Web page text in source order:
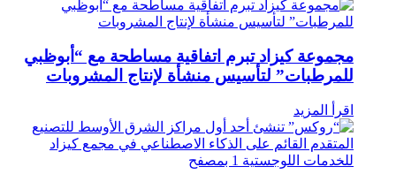
مجموعة كيزاد تبرم اتفاقية مساطحة مع “أبوظبي
للمرطبات” لتأسيس منشأة لإنتاج المشروبات
اقرأ المزيد